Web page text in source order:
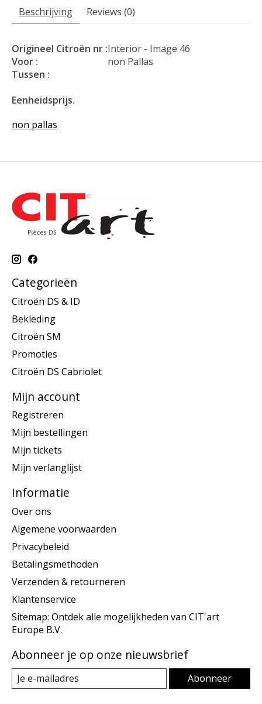
Beschrijving Reviews (0)
Origineel Citroën nr :Interior - Image 46
Voor :
non Pallas
Tussen :
Eenheidsprijs.
non pallas
Categorieën
Citroën DS & ID
Bekleding
Citroën SM
Promoties
Citroën DS Cabriolet
Mijn account
Registreren
Mijn bestellingen
Mijn tickets
Mijn verlanglijst
Informatie
Over ons
Algemene voorwaarden
Privacybeleid
Betalingsmethoden
Verzenden & retourneren
Klantenservice
Sitemap: Ontdek alle mogelijkheden van CIT'art
Europe B.V.
Abonneer je op onze nieuwsbrief
Abonneer